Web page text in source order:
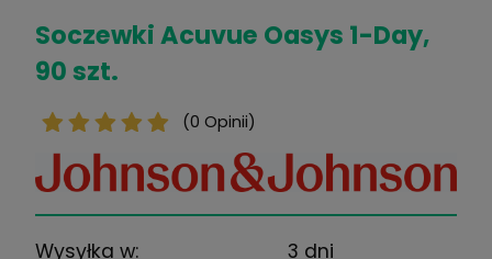
Soczewki Acuvue Oasys 1-
90 szt.